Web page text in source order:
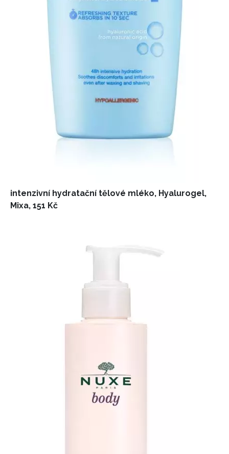
intenzivní hydratační tělové mléko, Hyalurogel,
Mixa, 151 Kč